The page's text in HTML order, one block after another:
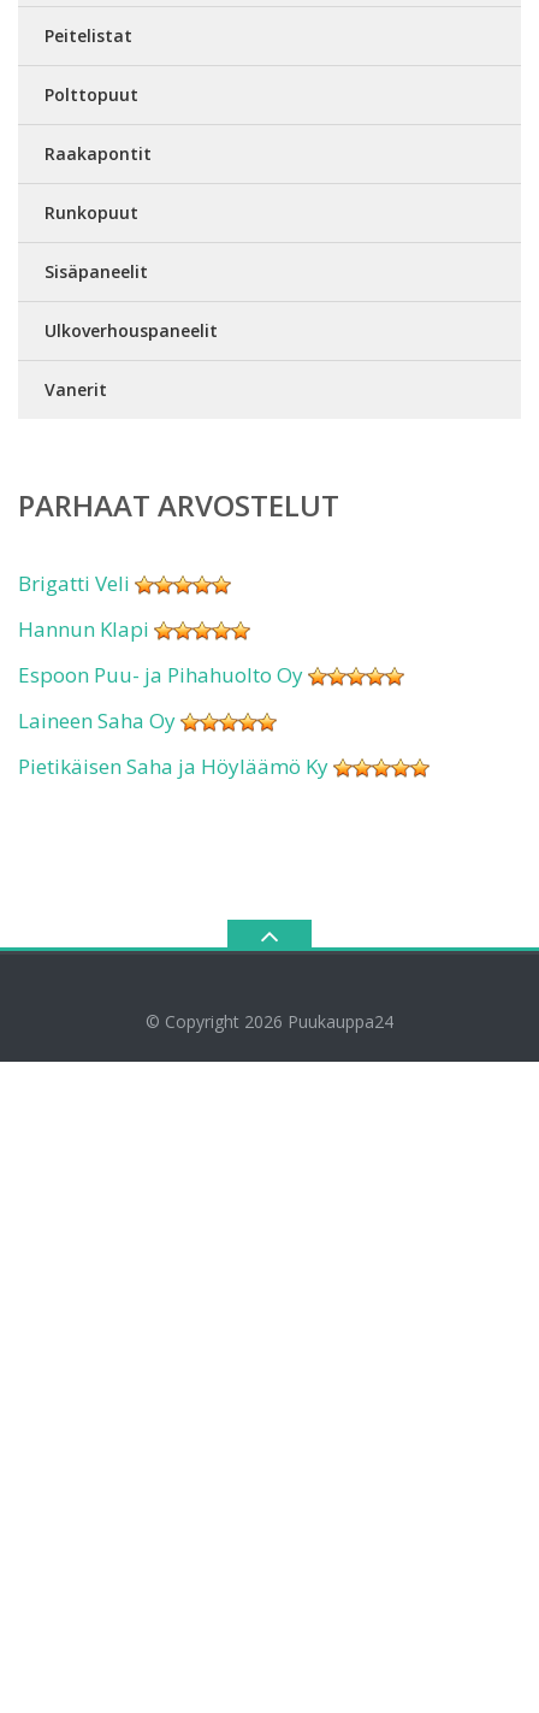
Peitelistat
Polttopuut
Raakapontit
Runkopuut
Sisäpaneelit
Ulkoverhouspaneelit
Vanerit
PARHAAT ARVOSTELUT
Brigatti Veli
Hannun Klapi
Espoon Puu- ja Pihahuolto Oy
Laineen Saha Oy
Pietikäisen Saha ja Höyläämö Ky
© Copyright 2026 Puukauppa24